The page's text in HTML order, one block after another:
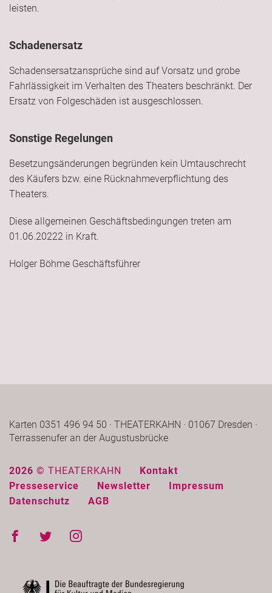
leisten.
Schadenersatz
Schadensersatzansprüche sind auf Vorsatz und grobe
Fahrlässigkeit im Verhalten des Theaters beschränkt. Der
Ersatz von Folgeschäden ist ausgeschlossen.
Sonstige Regelungen
Besetzungsänderungen begründen kein Umtauschrecht
des Käufers bzw. eine Rücknahmeverpflichtung des
Theaters.
Diese allgemeinen Geschäftsbedingungen treten am
01.06.20222 in Kraft.
Holger Böhme Geschäftsführer
Karten 0351 496 94 50 · THEATERKAHN · 01067 Dresden ·
Terrassenufer an der Augustusbrücke
2026 © THEATERKAHN
Kontakt
Presseservice
Newsletter
Impressum
Datenschutz
AGB